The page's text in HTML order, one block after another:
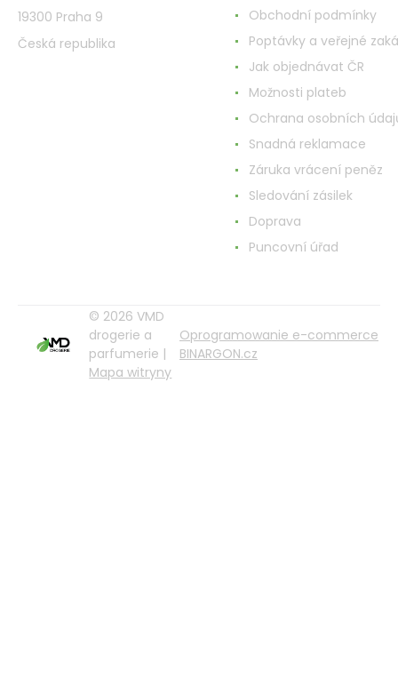
19300 Praha 9
Česká republika
Obchodní podmínky
Poptávky a veřejné
Jak objednávat ČR
Možnosti plateb
Ochrana osobních
Snadná reklamace
Záruka vrácení peněz
Sledování zásilek
Doprava
Puncovní úřad
© 2026 VMD
drogerie a
parfumerie |
Mapa witryny
Oprogramowanie e-commerce
BINARGON.cz